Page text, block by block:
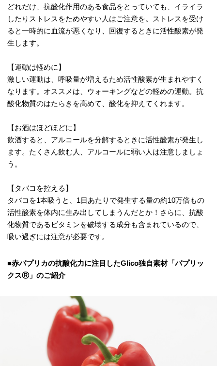
どれだけ、抗酸化作用のある食品をとっていても、イライラ
したりストレスをためやすい人はご注意を。ストレスを受け
ると一時的に血流が悪くなり、回復するときに活性酸素が発
生します。
【運動は軽めに】
激しい運動は、呼吸量が増えるため活性酸素が生まれやすく
なります。オススメは、ウォーキングなどの軽めの運動。抗
酸化物質のはたらきを高めて、酸化を抑えてくれます。
【お酒はほどほどに】
飲酒すると、アルコールを分解するときに活性酸素が発生し
ます。たくさん飲む人、アルコールに弱い人は注意しましょ
う。
【タバコを控える】
タバコを1本吸うと、1日あたりで発生する量の約10万倍もの
活性酸素を体内に生み出してしまうんだとか！さらに、抗酸
化物質であるビタミンを破壊する成分も含まれているので、
吸い過ぎには注意が必要です。
■赤パプリカの抗酸化力に注目したGlico独自素材「パプリッ
クスⓇ」のご紹介